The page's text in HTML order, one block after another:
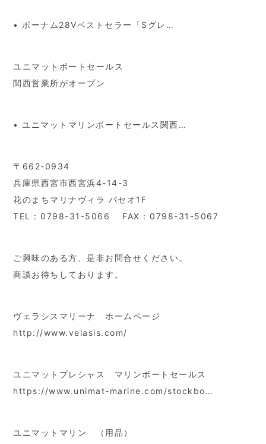
• ポーナム28Vベストセラー「Sグレ…
ユニマットボートセールス
関西営業所がオープン
• ユニマットマリンボートセールス関西…
〒662-0934
兵庫県西宮市西宮浜4-14-3
花のまちマリナヴィラ パセオ1F
TEL : 0798-31-5066 FAX : 0798-31-5067
ご興味のある方、是非お問合せください。
商談お待ちしております。
ヴェラシスマリーナ ホームページ
http://www.velasis.com/
ユニマットプレシャス マリンボートセールス
https://www.unimat-marine.com/stockbo…
ユニマットマリン （用品）